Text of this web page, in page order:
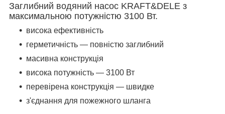
Заглибний водяний насос KRAFT&DELE з
максимальною потужністю 3100 Вт.
висока ефективність
герметичність — повністю заглибний
масивна конструкція
висока потужність — 3100 Вт
перевірена конструкція — швидке
з'єднання для пожежного шланга